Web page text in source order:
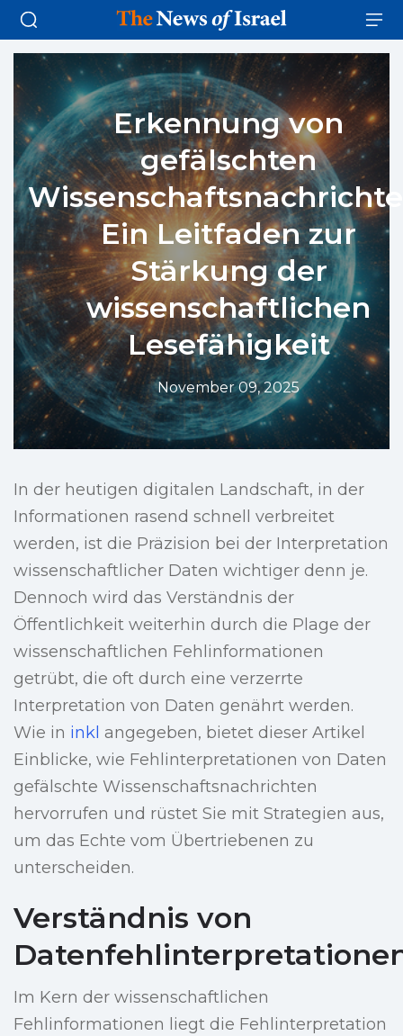
Erkennung von
gefälschten
Ein Leitfaden zur
Stärkung der
wissenschaftlichen
Lesefähigkeit
November 09, 2025
In der heutigen digitalen Landschaft, in der
Informationen rasend schnell verbreitet
werden, ist die Präzision bei der Interpretation
wissenschaftlicher Daten wichtiger denn je.
Dennoch wird das Verständnis der
Öffentlichkeit weiterhin durch die Plage der
wissenschaftlichen Fehlinformationen
getrübt, die oft durch eine verzerrte
Interpretation von Daten genährt werden.
Wie in inkl angegeben, bietet dieser Artikel
Einblicke, wie Fehlinterpretationen von Daten
gefälschte Wissenschaftsnachrichten
hervorrufen und rüstet Sie mit Strategien aus,
um das Echte vom Übertriebenen zu
unterscheiden.
Verständnis von
Im Kern der wissenschaftlichen
Fehlinformationen liegt die Fehlinterpretation